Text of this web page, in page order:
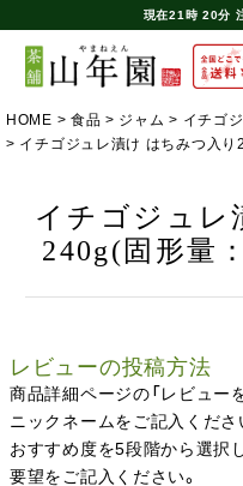
現在21時 20分
HOME 食品 ジャム
イチゴ
イチゴジュレ漬け はちみつ入
イチゴジュレ
240g(固形量
レビューの投稿方法
商品詳細ページの「レビュー
ニックネームをご記入くださ
おすすめ度を5段階から選択
要望をご記入ください。